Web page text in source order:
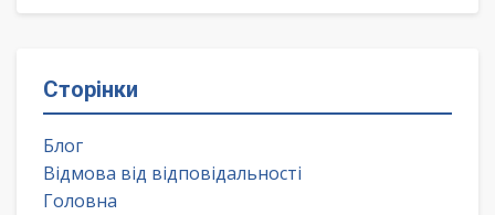
Сторінки
Блог
Відмова від відповідальності
Головна